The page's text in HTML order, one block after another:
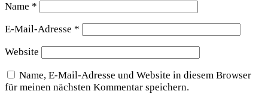
Name *
E-Mail-Adresse *
Website
Name, E-Mail-Adresse und Website in diesem Browser
für meinen nächsten Kommentar speichern.